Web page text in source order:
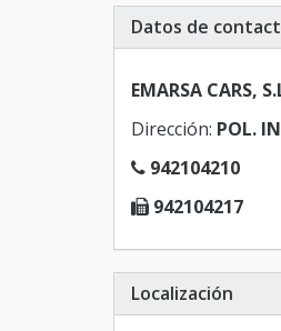
Datos de
EMARSA CARS,
Dirección: POL.
942104210
942104217
Localización